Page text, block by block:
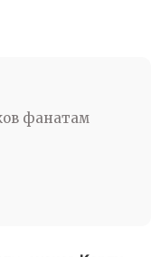
фанатам